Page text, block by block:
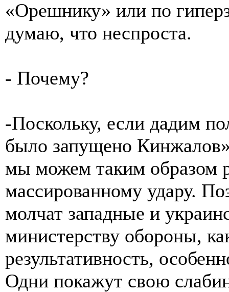
«Орешнику» или по
думаю, что неспроста.
- Почему?
-Поскольку, если дадим
было запущено
мы можем таким образом
массированному удару.
молчат западные и
министерству обороны,
результативность,
Одни покажут свою